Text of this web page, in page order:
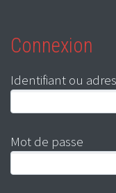
Connexion
Identifiant ou
Mot de passe